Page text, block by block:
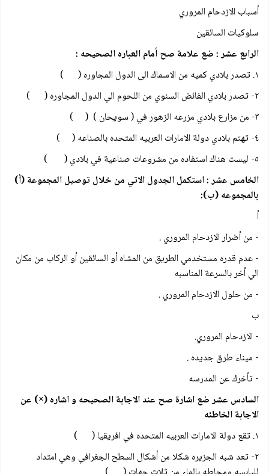
أسباب الازدحام المروري
سلوكيات السائقين
الرابع عشر : ضع علامة صح أمام العباره الصحيحه :
١. تصدر بلادي كميه من الاسماك الى الدول المجاوره ( )
۲- تصدر بلادي الفائض السنوي من اللحوم الي الدول المجاوره ( )
۳- من مزارع بلادي مزرعه الزهور في ( سويحان ) ( )
٤- تهتم بلادي دولة الامارات العربيه المتحده بالصناعه ( )
٥- ليست هناك استفاده من مشروعات صناعية في بلادي ( )
الخامس عشر : استكمل الجدول الاتي من خلال توصيل المجموعة (أ)
بالمجموعه (ب):
أ
- من أضرار الازدحام المروري .
- عدم قدره مستخدمي الطريق من المشاه أو السائقين أو الركاب من مكان
الي أخر بالسرعة المناسبه
- من حلول الازدحام المروري .
ب
- الازدحام المروري.
- ميناء طرق جديده .
- تأخرك عن المدرسه
السادس عشر ضع اشارة صح عند الاجابة الصحيحه و اشاره (×) عن
الاجابة الخاطئه
١. تقع دولة الامارات العربيه المتحده في افريقيا ( )
۲- تعد شبه الجزيره شكلا من أشكال السطح الجغرافي وهي امتداد